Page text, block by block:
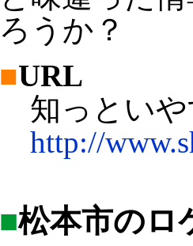
ろうか？
■URL
知っといや
http://
■松本市のロ